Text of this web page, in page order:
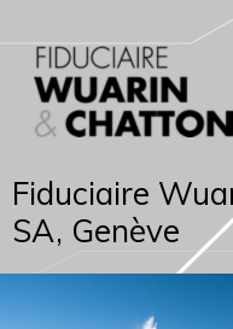
Fiduciaire
SA, Genève